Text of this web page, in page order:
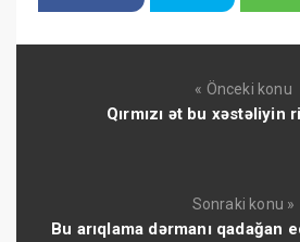
« Önceki konu
Qırmızı ət bu xəstəliyin
Sonraki konu »
Bu arıqlama dərmanı qadağan